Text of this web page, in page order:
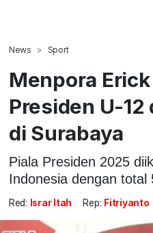
News Sport
Menpora
Presiden U-12
di Surabaya
Piala Presiden 2025
Indonesia dengan total
Red: Israr Itah Rep: Fitriyanto